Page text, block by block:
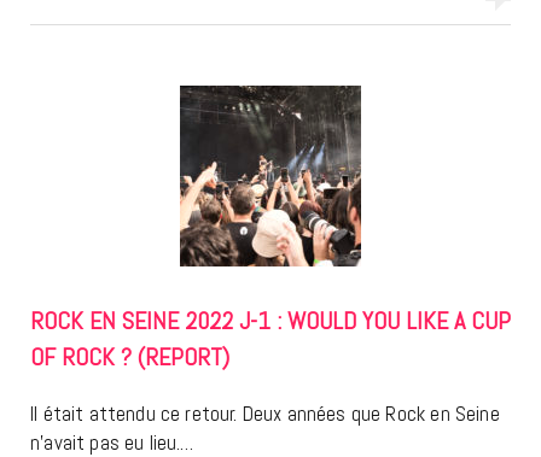
ROCK EN SEINE 2022 J-1 : WOULD YOU LIKE A CUP
OF ROCK ? (REPORT)
Il était attendu ce retour. Deux années que Rock en Seine
n’avait pas eu lieu.…